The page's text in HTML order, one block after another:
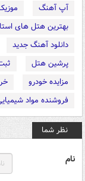
آپ آهنگ
بهترین هتل های
دانلود آهنگ جدید
پرشین هتل
مزایده خودرو
فروشنده مواد
نظر شما
نام